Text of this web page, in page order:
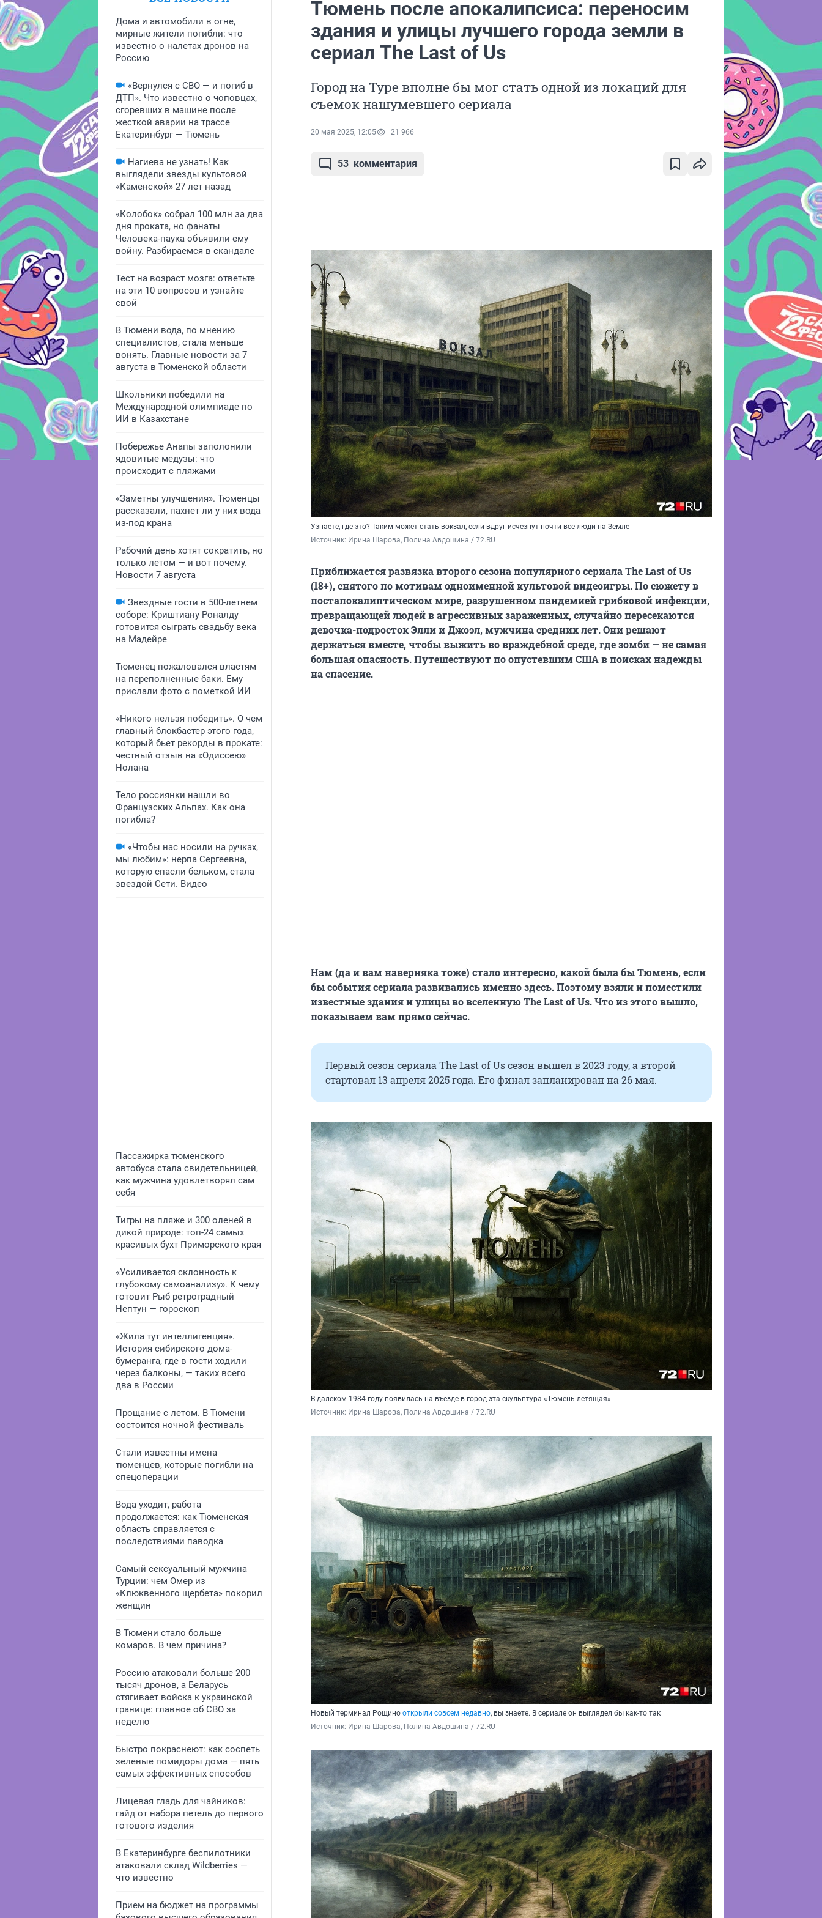
Дома и автомобили в огне,
мирные жители погибли: что
известно о налетах дронов на
Россию
«Вернулся с СВО — и погиб в
ДТП». Что известно о чоповцах,
сгоревших в машине после
жесткой аварии на трассе
Екатеринбург — Тюмень
Нагиева не узнать! Как
выглядели звезды культовой
«Каменской» 27 лет назад
«Колобок» собрал 100 млн за два
дня проката, но фанаты
Человека-паука объявили ему
войну. Разбираемся в скандале
Тест на возраст мозга: ответьте
на эти 10 вопросов и узнайте
свой
В Тюмени вода, по мнению
специалистов, стала меньше
вонять. Главные новости за 7
августа в Тюменской области
Школьники победили на
Международной олимпиаде по
ИИ в Казахстане
Побережье Анапы заполонили
ядовитые медузы: что
происходит с пляжами
«Заметны улучшения». Тюменцы
рассказали, пахнет ли у них вода
из-под крана
Рабочий день хотят сократить, но
только летом — и вот почему.
Новости 7 августа
Звездные гости в 500-летнем
соборе: Криштиану Роналду
готовится сыграть свадьбу века
на Мадейре
Тюменец пожаловался властям
на переполненные баки. Ему
прислали фото с пометкой ИИ
«Никого нельзя победить». О чем
главный блокбастер этого года,
который бьет рекорды в прокате:
честный отзыв на «Одиссею»
Нолана
Тело россиянки нашли во
Французских Альпах. Как она
погибла?
«Чтобы нас носили на ручках,
мы любим»: нерпа Сергеевна,
которую спасли бельком, стала
звездой Сети. Видео
Пассажирка тюменского
автобуса стала свидетельницей,
как мужчина удовлетворял сам
себя
Тигры на пляже и 300 оленей в
дикой природе: топ-24 самых
красивых бухт Приморского края
«Усиливается склонность к
глубокому самоанализу». К чему
готовит Рыб ретроградный
Нептун — гороскоп
«Жила тут интеллигенция».
История сибирского дома-
бумеранга, где в гости ходили
через балконы, — таких всего
два в России
Прощание с летом. В Тюмени
состоится ночной фестиваль
Стали известны имена
тюменцев, которые погибли на
спецоперации
Вода уходит, работа
продолжается: как Тюменская
область справляется с
последствиями паводка
Самый сексуальный мужчина
Турции: чем Омер из
«Клюквенного щербета» покорил
женщин
В Тюмени стало больше
комаров. В чем причина?
Россию атаковали больше 200
тысяч дронов, а Беларусь
стягивает войска к украинской
границе: главное об СВО за
неделю
Быстро покраснеют: как соспеть
зеленые помидоры дома — пять
самых эффективных способов
Лицевая гладь для чайников:
гайд от набора петель до первого
готового изделия
В Екатеринбурге беспилотники
атаковали склад Wildberries —
что известно
Прием на бюджет на программы
Тюмень после апокалипсиса: переносим
здания и улицы лучшего города земли в
сериал The Last of Us
Город на Туре вполне бы мог стать одной из локаций для
съемок нашумевшего сериала
20 мая 2025, 12:05 21 966
53 комментария
Узнаете, где это? Таким может стать вокзал, если вдруг исчезнут почти все люди на Земле
Источник: Ирина Шарова, Полина Авдошина / 72.RU
Приближается развязка второго сезона популярного сериала The Last of Us
(18+), снятого по мотивам одноименной культовой видеоигры. По сюжету в
постапокалиптическом мире, разрушенном пандемией грибковой инфекции,
превращающей людей в агрессивных зараженных, случайно пересекаются
девочка-подросток Элли и Джоэл, мужчина средних лет. Они решают
держаться вместе, чтобы выжить во враждебной среде, где зомби — не самая
большая опасность. Путешествуют по опустевшим США в поисках надежды
на спасение.
Нам (да и вам наверняка тоже) стало интересно, какой была бы Тюмень, если
бы события сериала развивались именно здесь. Поэтому взяли и поместили
известные здания и улицы во вселенную The Last of Us. Что из этого вышло,
показываем вам прямо сейчас.
Первый сезон сериала The Last of Us сезон вышел в 2023 году, а второй
стартовал 13 апреля 2025 года. Его финал запланирован на 26 мая.
В далеком 1984 году появилась на въезде в город эта скульптура «Тюмень летящая»
Источник: Ирина Шарова, Полина Авдошина / 72.RU
Новый терминал Рощино открыли совсем недавно, вы знаете. В сериале он выглядел бы как-то так
Источник: Ирина Шарова, Полина Авдошина / 72.RU